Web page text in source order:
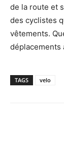
de la route et
des cyclistes
vêtements.
déplacements
TAGS velo